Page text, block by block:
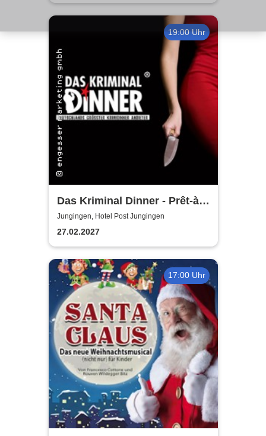
19:00 Uhr
Das Kriminal Dinner - Prêt-à-
morter - Der letzte Schrei
Jungingen, Hotel Post Jungingen
27.02.2027
17:00 Uhr